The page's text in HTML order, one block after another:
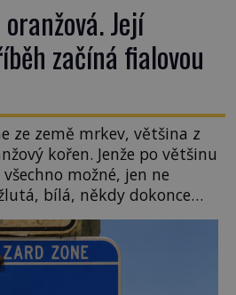
Její
začíná fialovou
ze země mrkev, většina z
kořen. Jenže po většinu
možné, jen ne
bílá, někdy dokonce
let pečlivého
zelenina, bez které si českou
představit. Její příběh je